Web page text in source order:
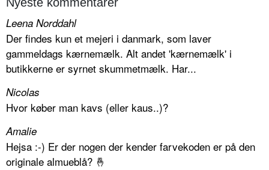
Nyeste kommentarer
Leena Norddahl
Der findes kun et mejeri i danmark, som laver
gammeldags kærnemælk. Alt andet 'kærnemælk' i
butikkerne er syrnet skummetmælk. Har...
Nicolas
Hvor køber man kavs (eller kaus..)?
Amalie
Hejsa :-) Er der nogen der kender farvekoden er på den
originale almueblå? 🤞